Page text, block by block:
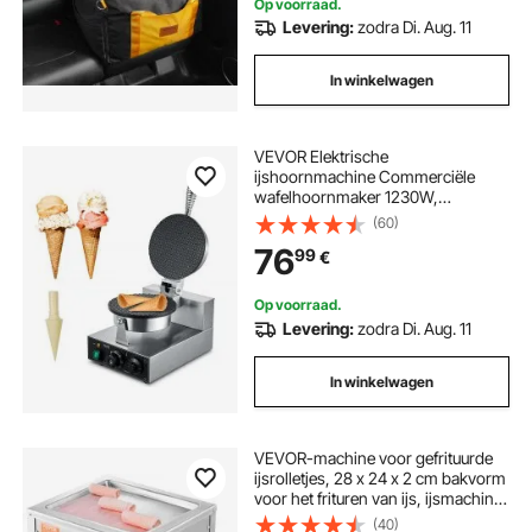
Op voorraad.
Levering:zodra Di. Aug. 11
In winkelwagen
VEVOR Elektrische
ijshoornmachine Commerciële
wafelhoornmaker 1230W,
antiaanbaklaag loempiavorm, met
temperatuur- en tijdregeling,
handvat, voor restaurant, bakkerij,
snackbar, familie
(60)
7699€
Op voorraad.
Levering:zodra Di. Aug. 11
In winkelwagen
VEVOR-machine voor gefrituurde
ijsrolletjes, 28 x 24 x 2 cm bakvorm
voor het frituren van ijs, ijsmachine
met compressor en 2 schrapers,
(40)